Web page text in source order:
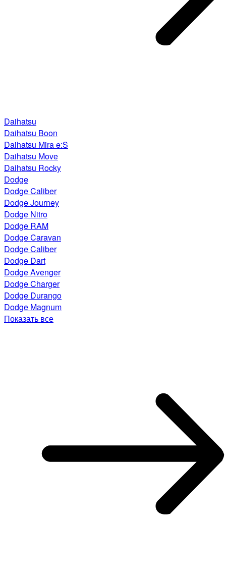
Daihatsu
Daihatsu Boon
Daihatsu Mira e:S
Daihatsu Move
Daihatsu Rocky
Dodge
Dodge Caliber
Dodge Journey
Dodge Nitro
Dodge RAM
Dodge Caravan
Dodge Caliber
Dodge Dart
Dodge Avenger
Dodge Charger
Dodge Durango
Dodge Magnum
Показать все